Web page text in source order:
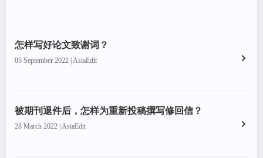
怎样写好论文致谢词？
05 September 2022 | AsiaEdit
被期刊退件后，怎样为重新投稿撰写修回信？
28 March 2022 | AsiaEdit